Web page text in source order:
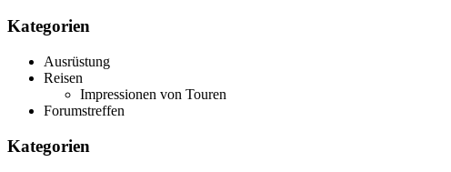
Kategorien
Ausrüstung
Reisen
Impressionen von Touren
Forumstreffen
Kategorien